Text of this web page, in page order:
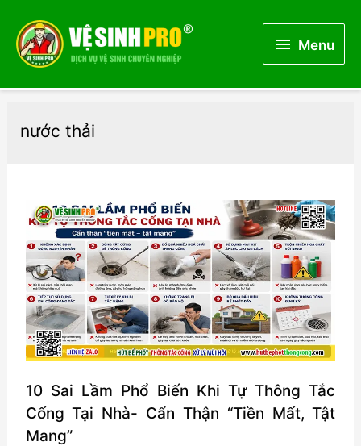
MenuMenu
nước thải
10 Sai Lầm Phổ Biến Khi Tự Thông Tắc
Cống Tại Nhà- Cẩn Thận “Tiền Mất, Tật
Mang”